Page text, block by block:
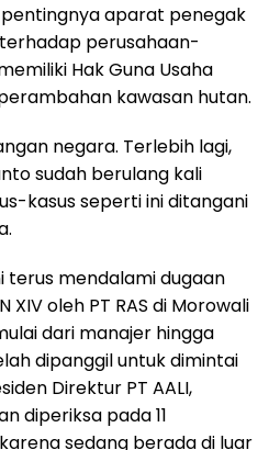
aparat penegak
perusahaan-
Hak Guna Usaha
kawasan hutan.
negara. Terlebih lagi,
sudah berulang kali
kasus seperti ini ditangani
terus mendalami dugaan
oleh PT RAS di Morowali
dari manajer hingga
dipanggil untuk dimintai
Direktur PT AALI,
diperiksa pada 11
sedang berada di luar